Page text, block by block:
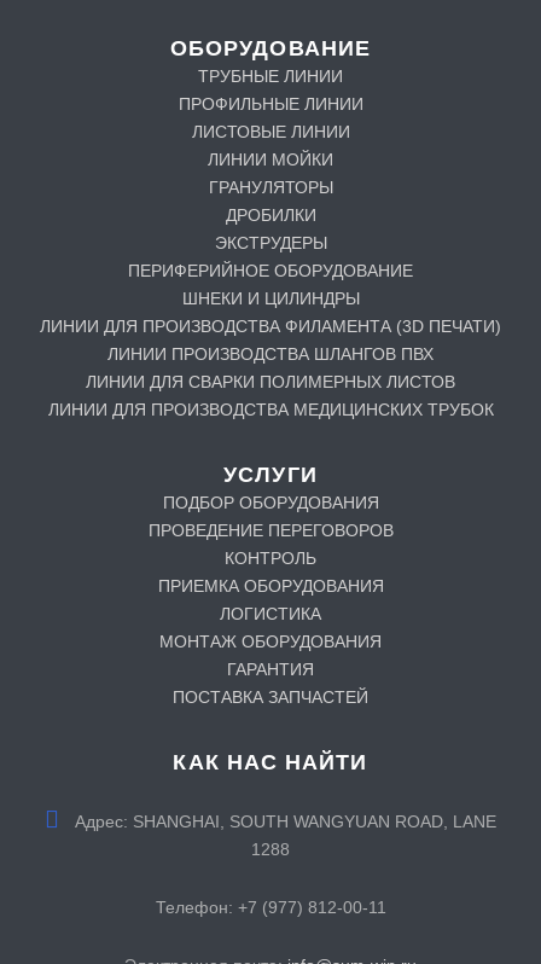
ОБОРУДОВАНИЕ
ТРУБНЫЕ ЛИНИИ
ПРОФИЛЬНЫЕ ЛИНИИ
ЛИСТОВЫЕ ЛИНИИ
ЛИНИИ МОЙКИ
ГРАНУЛЯТОРЫ
ДРОБИЛКИ
ЭКСТРУДЕРЫ
ПЕРИФЕРИЙНОЕ ОБОРУДОВАНИЕ
ШНЕКИ И ЦИЛИНДРЫ
ЛИНИИ ДЛЯ ПРОИЗВОДСТВА ФИЛАМЕНТА (3D ПЕЧАТИ)
ЛИНИИ ПРОИЗВОДСТВА ШЛАНГОВ ПВХ
ЛИНИИ ДЛЯ СВАРКИ ПОЛИМЕРНЫХ ЛИСТОВ
ЛИНИИ ДЛЯ ПРОИЗВОДСТВА МЕДИЦИНСКИХ ТРУБОК
УСЛУГИ
ПОДБОР ОБОРУДОВАНИЯ
ПРОВЕДЕНИЕ ПЕРЕГОВОРОВ
КОНТРОЛЬ
ПРИЕМКА ОБОРУДОВАНИЯ
ЛОГИСТИКА
МОНТАЖ ОБОРУДОВАНИЯ
ГАРАНТИЯ
ПОСТАВКА ЗАПЧАСТЕЙ
КАК НАС НАЙТИ
Адрес: SHANGHAI, SOUTH WANGYUAN ROAD, LANE
1288
Телефон: +7 (977) 812-00-11